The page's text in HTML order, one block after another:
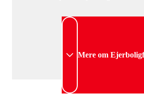
Mere om